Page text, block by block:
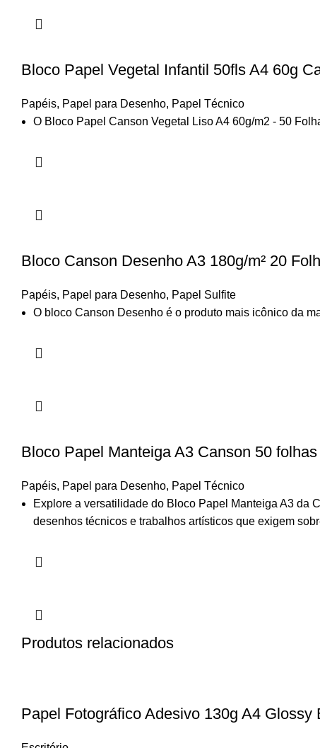
Bloco Papel Vegetal Infantil 50fls A4 60g
Papéis, Papel para Desenho, Papel Técnico
O Bloco Papel Canson Vegetal Liso A4 60g/m2 - 50
Bloco Canson Desenho A3 180g/m² 20
Papéis, Papel para Desenho, Papel Sulfite
O bloco Canson Desenho é o produto mais icônico da
Bloco Papel Manteiga A3 Canson 50
Papéis, Papel para Desenho, Papel Técnico
Explore a versatilidade do Bloco Papel Manteiga A3 da
desenhos técnicos e trabalhos artísticos que exigem
Produtos relacionados
Papel Fotográfico Adesivo 130g A4